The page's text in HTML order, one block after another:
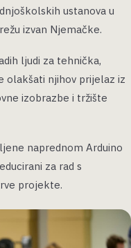
ustanova u
izvan Njemačke.
ljudi za tehnička,
olakšati njihov prijelaz iz
izobrazbe i tržište
naprednom Arduino
za rad s
projekte.